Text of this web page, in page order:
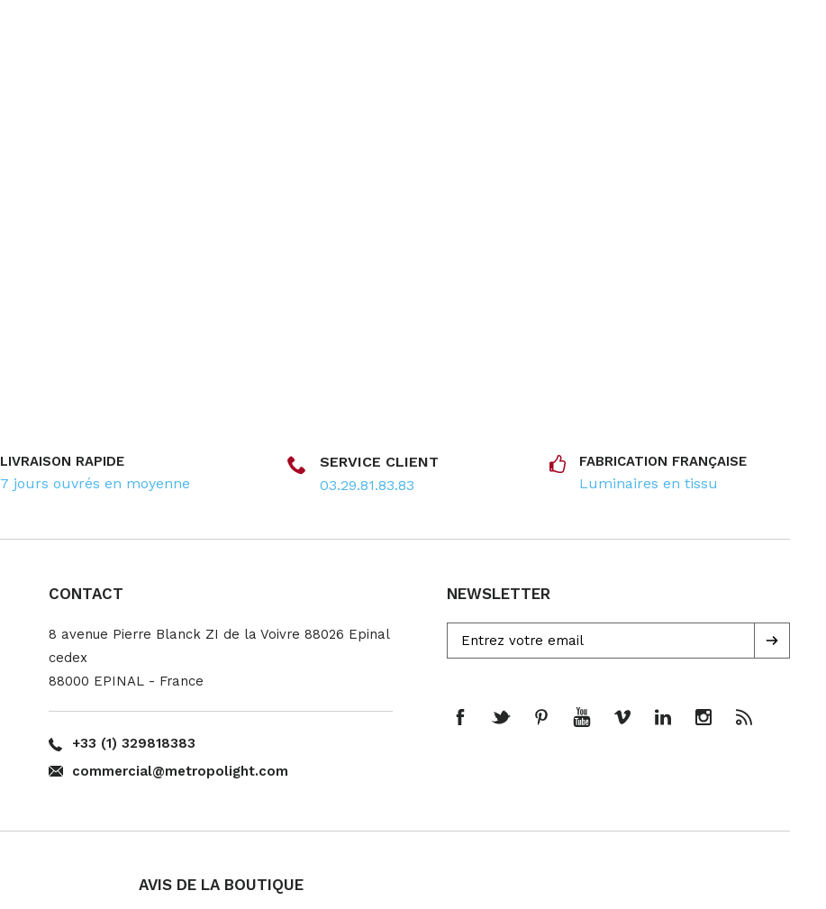
LIVRAISON RAPIDE
7 jours ouvrés en moyenne
SERVICE CLIENT
03.29.81.83.83
FABRICATION FRANÇAISE
Luminaires en tissu
CONTACT
8 avenue Pierre Blanck ZI de la Voivre 88026 Epinal
cedex
88000 EPINAL - France
+33 (1) 329818383
commercial@metropolight.com
NEWSLETTER
AVIS DE LA BOUTIQUE